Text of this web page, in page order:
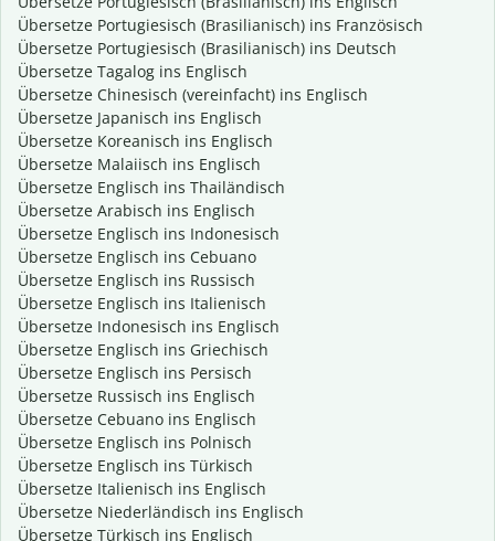
Übersetze Portugiesisch (Brasilianisch) ins Französisch
Übersetze Portugiesisch (Brasilianisch) ins Deutsch
Übersetze Tagalog ins Englisch
Übersetze Chinesisch (vereinfacht) ins Englisch
Übersetze Japanisch ins Englisch
Übersetze Koreanisch ins Englisch
Übersetze Malaiisch ins Englisch
Übersetze Englisch ins Thailändisch
Übersetze Arabisch ins Englisch
Übersetze Englisch ins Indonesisch
Übersetze Englisch ins Cebuano
Übersetze Englisch ins Russisch
Übersetze Englisch ins Italienisch
Übersetze Indonesisch ins Englisch
Übersetze Englisch ins Griechisch
Übersetze Englisch ins Persisch
Übersetze Russisch ins Englisch
Übersetze Cebuano ins Englisch
Übersetze Englisch ins Polnisch
Übersetze Englisch ins Türkisch
Übersetze Italienisch ins Englisch
Übersetze Niederländisch ins Englisch
Übersetze Türkisch ins Englisch